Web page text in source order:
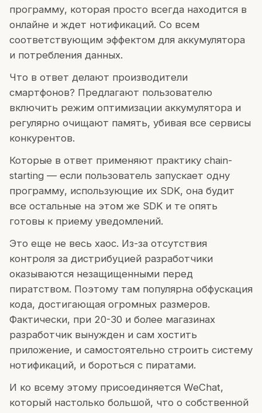
программу, которая просто всегда находится в
онлайне и ждет нотификаций. Со всем
соответствующим эффектом для аккумулятора
и потребления данных.
Что в ответ делают производители
смартфонов? Предлагают пользователю
включить режим оптимизации аккумулятора и
регулярно очищают память, убивая все сервисы
конкурентов.
Которые в ответ применяют практику chain-
starting — если пользователь запускает одну
программу, использующие их SDK, она будит
все остальные на этом же SDK и те опять
готовы к приему уведомлений.
Это еще не весь хаос. Из-за отсутствия
контроля за дистрибуцией разработчики
оказываются незащищенными перед
пиратством. Поэтому там популярна обфускация
кода, достигающая огромных размеров.
Фактически, при 20-30 и более магазинах
разработчик вынужден и сам хостить
приложение, и самостоятельно строить систему
нотификаций, и бороться с пиратами.
И ко всему этому присоединяется WeChat,
который настолько большой, что о собственной